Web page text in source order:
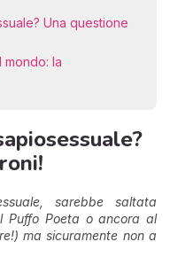
Una questione
la
sarebbe saltata
Puffo Poeta o ancora al
ma sicuramente non a